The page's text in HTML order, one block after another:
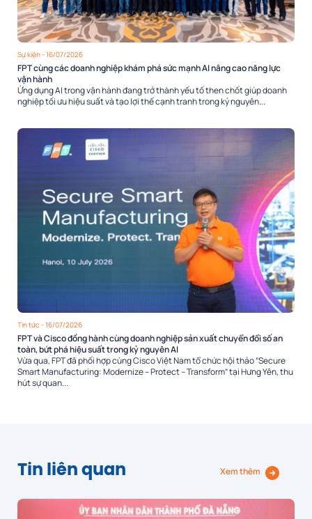
Sự kiện- 16/07/2026
FPT cùng các doanh nghiệp khám phá sức mạnh AI nâng cao năng lực
vận hành
Ứng dụng AI trong vận hành đang trở thành yếu tố then chốt giúp doanh
nghiệp tối ưu hiệu suất và tạo lợi thế cạnh tranh trong kỷ nguyên...
Tin tức - 16/07/2026
FPT và Cisco đồng hành cùng doanh nghiệp sản xuất chuyển đổi số an
toàn, bứt phá hiệu suất trong kỷ nguyên AI
Vừa qua, FPT đã phối hợp cùng Cisco Việt Nam tổ chức hội thảo “Secure
Smart Manufacturing: Modernize – Protect – Transform” tại Hưng Yên, thu
hút sự quan...
Tin liên quan Xem thêm